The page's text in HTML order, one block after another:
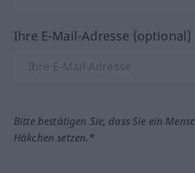
Ihre E-Mail-Adresse (optional)
Bitte bestätigen Sie, dass Sie ein
Häkchen setzen.*